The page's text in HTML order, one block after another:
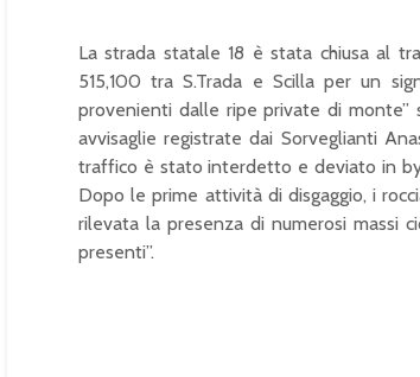
La strada statale 18 è stata chiusa al
515,100 tra S.Trada e Scilla per un
provenienti dalle ripe private di monte”
avvisaglie registrate dai Sorveglianti
traffico è stato interdetto e deviato in
Dopo le prime attività di disgaggio, i
rilevata la presenza di numerosi massi
presenti”.